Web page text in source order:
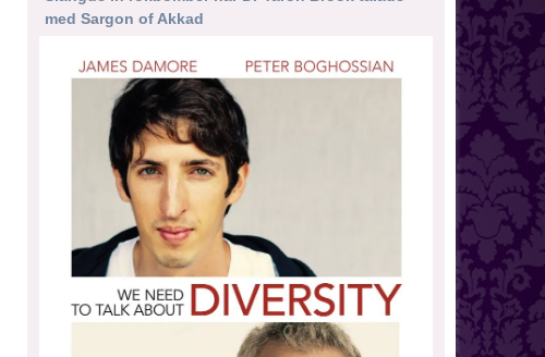
med Sargon of Akkad